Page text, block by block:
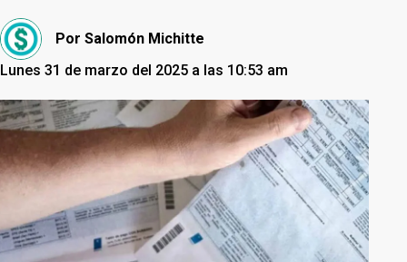
Por Salomón Michitte
Lunes 31 de marzo del 2025 a las 10:53 am